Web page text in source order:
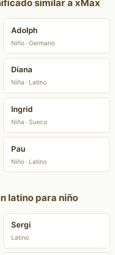
similar a xMax
Adolph
Niño · Germano
Diana
Niña · Latino
Ingrid
Niña · Sueco
Pau
Niño · Latino
latino para niño
Sergi
Latino